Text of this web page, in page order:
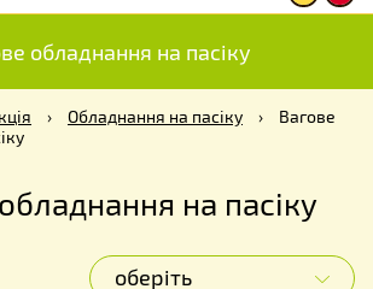
обладнання на пасіку
› Обладнання на пасіку ›
Вагове
на пасіку
оберіть